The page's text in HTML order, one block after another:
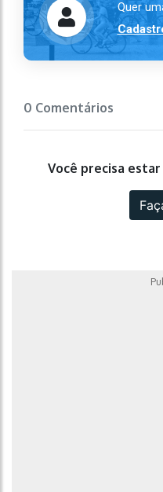
Quer
0 Comentários
Você precisa